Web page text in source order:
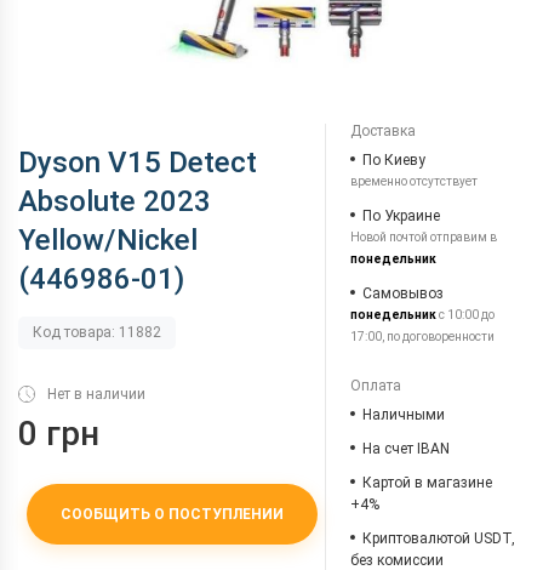
Dyson V15 Detect
Absolute 2023
Yellow/Nickel
(446986-01)
Код товара: 11882
Нет в наличии
0 грн
СООБЩИТЬ О ПОСТУПЛЕНИИ
Доставка
По Киеву
временно отсутствует
По Украине
Новой почтой отправим в
понедельник
Самовывоз
понедельникс 10:00 до
17:00, по договоренности
Оплата
Наличными
На счет IBAN
Картой в магазине
+4%
Криптовалютой USDT,
без комиссии